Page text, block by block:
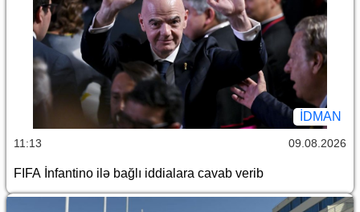
İDMAN
11:13 09.08.2026
FIFA İnfantino ilə bağlı iddialara cavab verib